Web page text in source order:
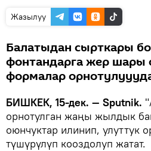
Жазылуу
Балатыдан сырткары
фонтандарга жер шары
формалар
БИШКЕК, 15-дек. — Sputnik.
орнотулган жаңы жылдык
оюнчуктар илинип, улуттук
түшүрүлүп кооздолуп жатат.